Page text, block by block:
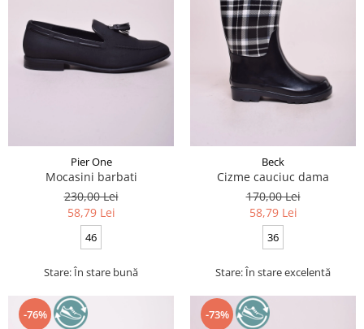
Pier One
Mocasini barbati
230,00 Lei
58,79 Lei
46
Stare: În stare bună
Beck
Cizme cauciuc dama
170,00 Lei
58,79 Lei
36
Stare: În stare excelentă
-76% -73%